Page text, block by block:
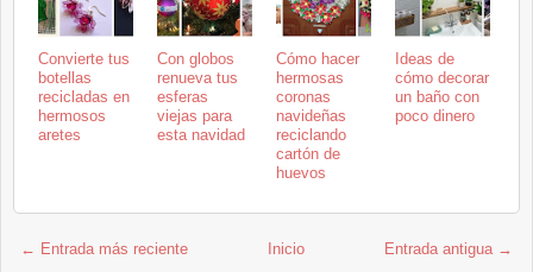
Convierte tus
botellas
recicladas en
hermosos
aretes
Con globos
renueva tus
esferas
viejas para
esta navidad
Cómo hacer
hermosas
coronas
navideñas
reciclando
cartón de
huevos
Ideas de
cómo decorar
un baño con
poco dinero
← Entrada más reciente Entrada antigua →
Inicio